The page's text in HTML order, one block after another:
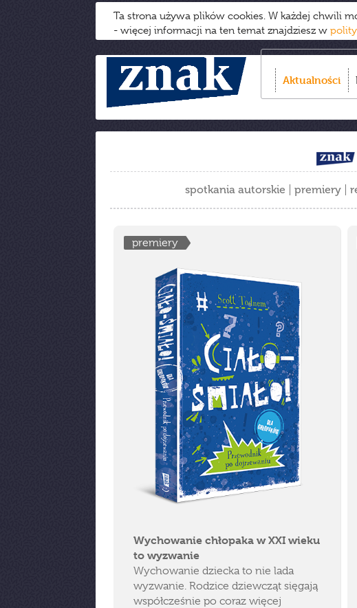
Ta strona używa plików cookies. W każdej chwili
- więcej informacji na ten temat znajdziesz w
Aktualności
spotkania autorskie premiery
premiery
Wychowanie chłopaka w XXI wieku
to wyzwanie
Wychowanie dziecka to nie lada
wyzwanie. Rodzice dziewcząt sięgają
współcześnie po coraz więcej